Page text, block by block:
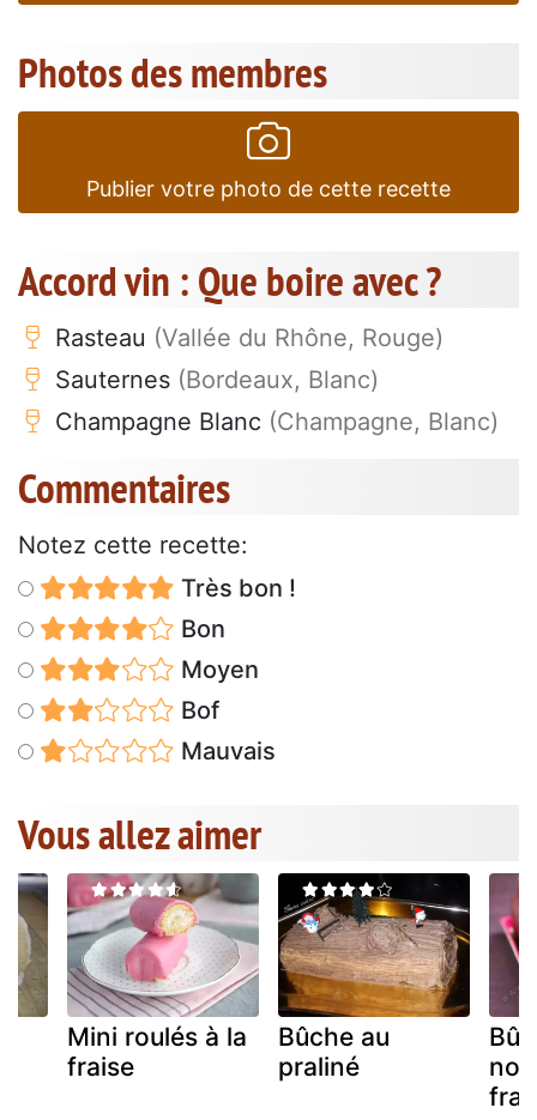
Photos des membres
Publier votre photo de cette recette
Accord vin : Que boire avec ?
Rasteau (Vallée du Rhône, Rouge)
Sauternes (Bordeaux, Blanc)
Champagne Blanc (Champagne, Blanc)
Commentaires
Notez cette recette:
Très bon !
Bon
Moyen
Bof
Mauvais
Vous allez aimer
Mini roulés à la
fraise
Bûche au
praliné